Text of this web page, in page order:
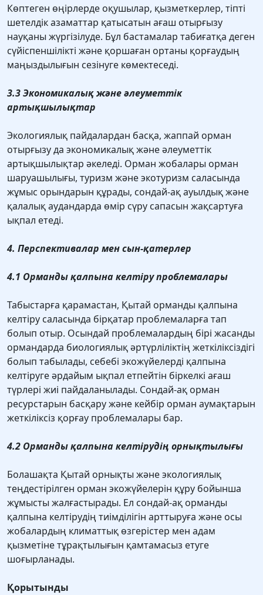
Көптеген өңірлерде оқушылар, қызметкерлер, тіпті
шетелдік азаматтар қатысатын ағаш отырғызу
науқаны жүргізілуде. Бұл бастамалар табиғатқа деген
сүйіспеншілікті және қоршаған ортаны қорғаудың
маңыздылығын сезінуге көмектеседі.
3.3 Экономикалық және әлеуметтік
артықшылықтар
Экологиялық пайдалардан басқа, жаппай орман
отырғызу да экономикалық және әлеуметтік
артықшылықтар әкеледі. Орман жобалары орман
шаруашылығы, туризм және экотуризм саласында
жұмыс орындарын құрады, сондай-ақ ауылдық және
қалалық аудандарда өмір сүру сапасын жақсартуға
ықпал етеді.
4. Перспективалар мен сын-қатерлер
4.1 Орманды қалпына келтіру проблемалары
Табыстарға қарамастан, Қытай орманды қалпына
келтіру саласында бірқатар проблемаларға тап
болып отыр. Осындай проблемалардың бiрi жасанды
ормандарда биологиялық әртүрлiлiктiң жеткiлiксiздiгi
болып табылады, себебi экожүйелердi қалпына
келтiруге әрдайым ықпал етпейтiн бiркелкi ағаш
түрлерi жиі пайдаланылады. Сондай-ақ орман
ресурстарын басқару және кейбір орман аумақтарын
жеткіліксіз қорғау проблемалары бар.
4.2 Орманды қалпына келтірудің орнықтылығы
Болашақта Қытай орнықты және экологиялық
теңдестірілген орман экожүйелерін құру бойынша
жұмысты жалғастырады. Ел сондай-ақ орманды
қалпына келтірудің тиімділігін арттыруға және осы
жобалардың климаттық өзгерістер мен адам
қызметіне тұрақтылығын қамтамасыз етуге
шоғырланады.
Қорытынды